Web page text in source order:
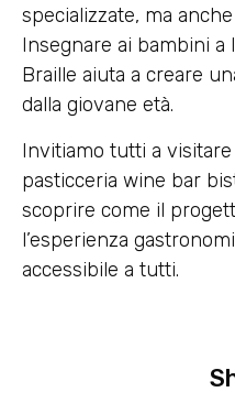
specializzate, ma
Insegnare ai bambini a
Braille aiuta a creare
dalla giovane età.
Invitiamo tutti a
pasticceria wine bar
scoprire come il
l’esperienza
accessibile a tutti.